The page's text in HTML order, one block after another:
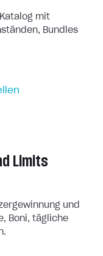
mit
Bundles
Limits
und
Boni, tägliche